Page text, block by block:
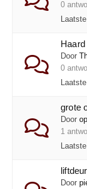
0
Door
0
grote
Door
1
Door